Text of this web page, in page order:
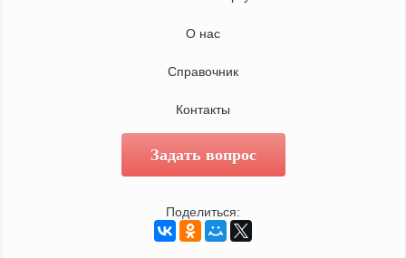
О нас
Справочник
Контакты
Задать вопрос
Поделиться: